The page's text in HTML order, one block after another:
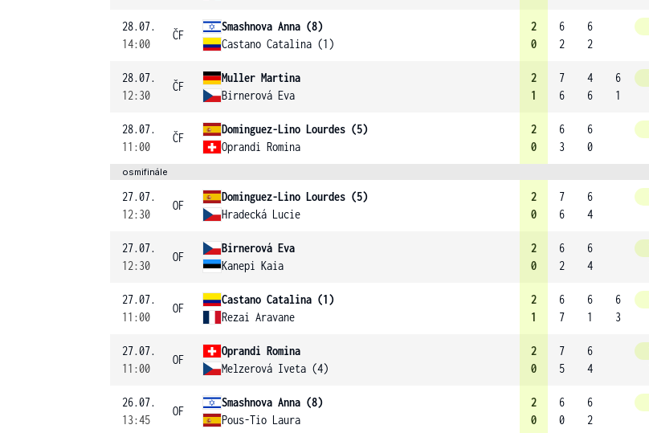
28.07.
14:00
ČF
Smashnova Anna (8)
Castano Catalina (1)
2
0
6
2
6
2
28.07.
12:30
ČF
Muller Martina
Birnerová Eva
2
1
7
6
4
6
6
1
28.07.
11:00
ČF
Dominguez-Lino Lourdes (5)
Oprandi Romina
2
0
6
3
6
0
osmifinále
27.07.
12:30
OF
Dominguez-Lino Lourdes (5)
Hradecká Lucie
2
0
7
6
6
4
27.07.
12:30
OF
Birnerová Eva
Kanepi Kaia
2
0
6
2
6
4
27.07.
11:00
OF
Castano Catalina (1)
Rezai Aravane
2
1
6
7
6
1
6
3
27.07.
11:00
OF
Oprandi Romina
Melzerová Iveta (4)
2
0
7
5
6
4
26.07.
13:45
OF
Smashnova Anna (8)
Pous-Tio Laura
2
0
6
0
6
2